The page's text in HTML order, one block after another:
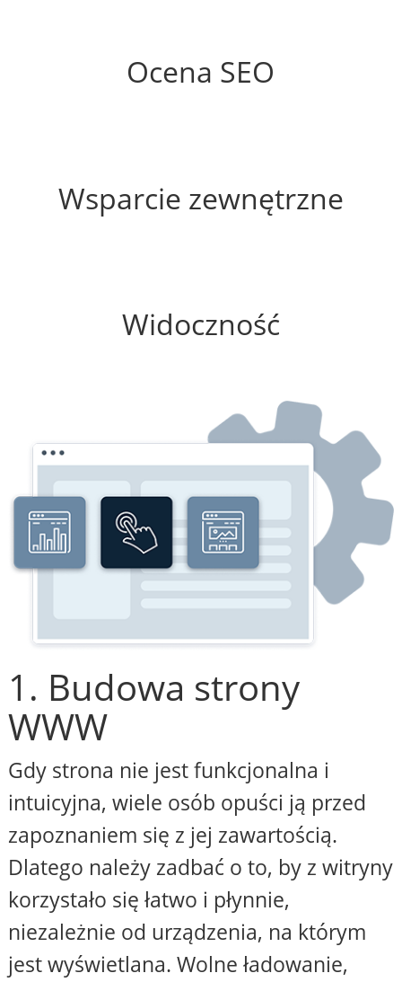
Ocena SEO
Wsparcie zewnętrzne
Widoczność
1. Budowa strony
WWW
Gdy strona nie jest funkcjonalna i
intuicyjna, wiele osób opuści ją przed
zapoznaniem się z jej zawartością.
Dlatego należy zadbać o to, by z witryny
korzystało się łatwo i płynnie,
niezależnie od urządzenia, na którym
jest wyświetlana. Wolne ładowanie,